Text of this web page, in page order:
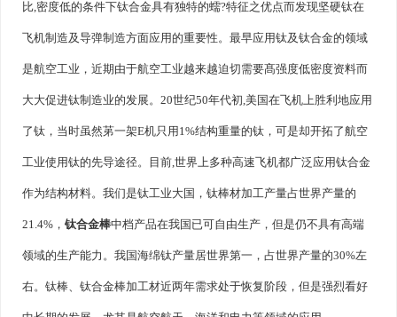
比,密度低的条件下钛合金具有独特的蠕?特征之优点而发现坚硬钛在
飞机制造及导弹制造方面应用的重要性。最早应用钛及钛合金的领域
是航空工业，近期由于航空工业越来越迫切需要髙强度低密度资料而
大大促进钛制造业的发展。20世纪50年代初,美国在飞机上胜利地应用
了钛，当时虽然苐一架E机只用1%结构重量的钛，可是却开拓了航空
工业使用钛的先导途径。目前,世界上多种高速飞机都广泛应用钛合金
作为结构材料。我们是钛工业大国，钛棒材加工产量占世界产量的
21.4%， 钛合金棒中档产品在我国已可自由生产，但是仍不具有高端
领域的生产能力。我国海绵钛产量居世界第一，占世界产量的30%左
右。钛棒、钛合金棒加工材近两年需求处于恢复阶段，但是强烈看好